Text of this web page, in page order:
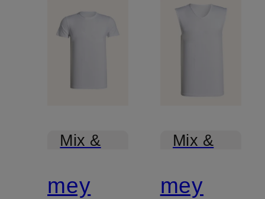
Mix &
mey
Mix &
mey